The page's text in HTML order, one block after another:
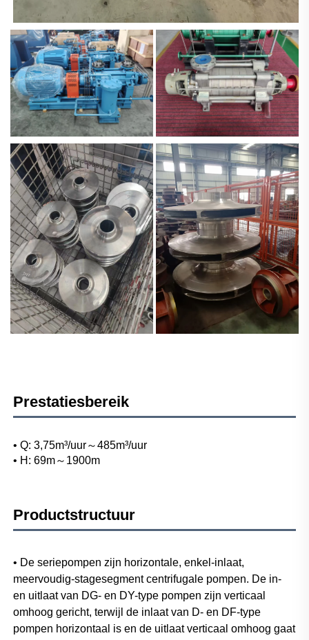
Prestatiesbereik
• Q: 3,75m³/uur～485m³/uur
• H: 69m～1900m
Productstructuur
• De seriepompen zijn horizontale, enkel-inlaat,
meervoudig-stagesegment centrifugale pompen. De in-
en uitlaat van DG- en DY-type pompen zijn verticaal
omhoog gericht, terwijl de inlaat van D- en DF-type
pompen horizontaal is en de uitlaat verticaal omhoog gaat